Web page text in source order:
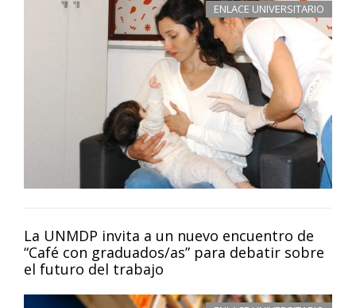
ENLACE UNIVERSITARIO
La UNMDP invita a un nuevo encuentro de
“Café con graduados/as” para debatir sobre
el futuro del trabajo